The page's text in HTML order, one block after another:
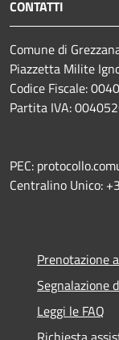
CONTATTI
Comune di
Piazzetta Milite
Codice Fiscale:
Partita IVA:
PEC:
Centralino Unico:
Prenotazione
Segnalazione
Leggi le FAQ